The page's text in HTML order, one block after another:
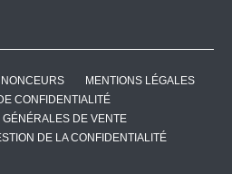
MENTIONS LÉGALES
CONFIDENTIALITÉ
DE VENTE
DE LA CONFIDENTIALITÉ